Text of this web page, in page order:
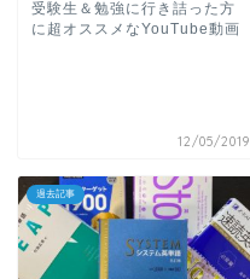
受験生＆勉強に行き詰った方
に超オススメなYouTube動画
12/05/2019
過去記事